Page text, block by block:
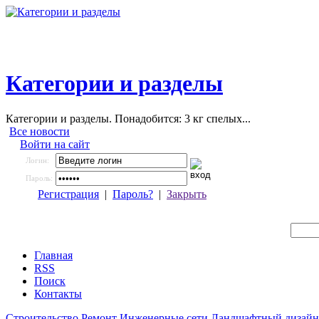
Категории и разделы
Категории и разделы. Понадобится: 3 кг спелых...
Все новости
Войти на сайт
Логин:
Пароль:
Регистрация | Пароль? | Закрыть
Главная
RSS
Поиск
Контакты